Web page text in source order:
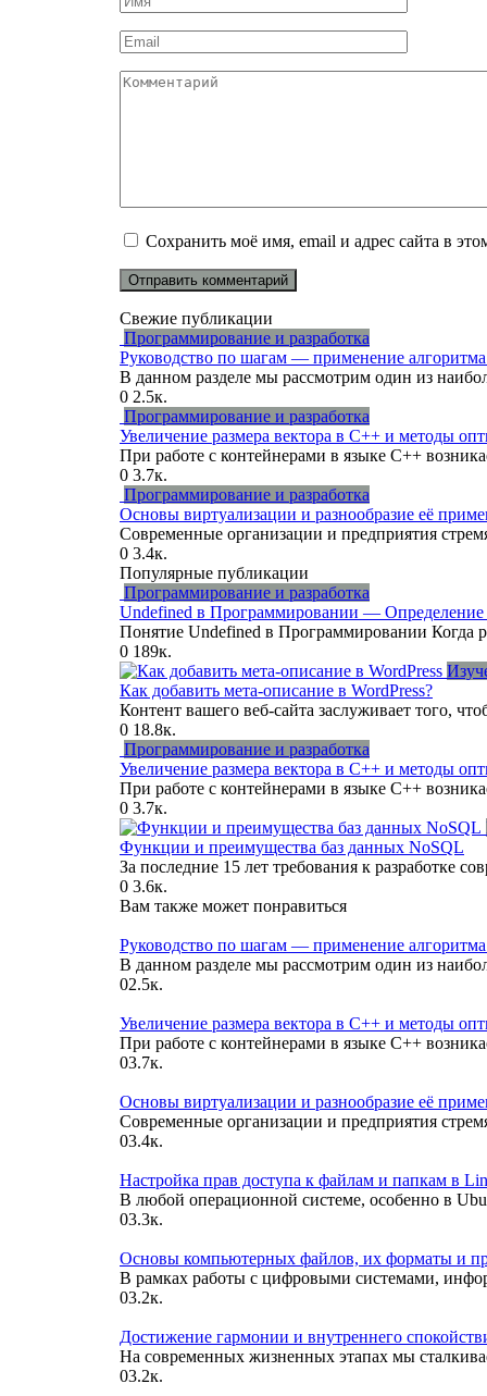
*
Email
*
Комментарий
Сохранить моё имя, email и адрес сайта в
Свежие публикации
Программирование и разработка
Руководство по шагам — применение алгоритма
В данном разделе мы рассмотрим один из
0 2.5к.
Программирование и разработка
Увеличение размера вектора в C++ и методы
При работе с контейнерами в языке C++
0 3.7к.
Программирование и разработка
Основы виртуализации и разнообразие её
Современные организации и предприятия
0 3.4к.
Популярные публикации
Программирование и разработка
Undefined в Программировании —
Понятие Undefined в Программировании Когда
0 189к.
Как добавить мета-описание в WordPress?
Контент вашего веб-сайта заслуживает того,
0 18.8к.
Программирование и разработка
Увеличение размера вектора в C++ и методы
При работе с контейнерами в языке C++
0 3.7к.
Функции и преимущества баз данных NoSQL
За последние 15 лет требования к разработке
0 3.6к.
Вам также может понравиться
Руководство по шагам — применение алгоритма
В данном разделе мы рассмотрим один из
02.5к.
Увеличение размера вектора в C++ и методы
При работе с контейнерами в языке C++
03.7к.
Основы виртуализации и разнообразие её
Современные организации и предприятия
03.4к.
Настройка прав доступа к файлам и папкам в
В любой операционной системе, особенно в
03.3к.
Основы компьютерных файлов, их форматы и
В рамках работы с цифровыми системами,
03.2к.
Достижение гармонии и внутреннего
На современных жизненных этапах мы
03.2к.